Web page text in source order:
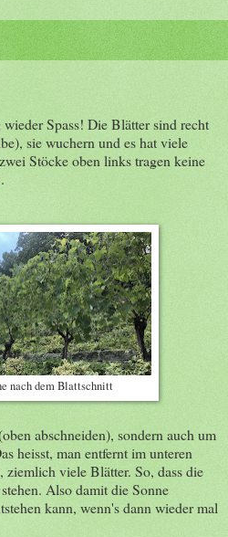
Spass! Die Blätter sind recht
sie wuchern und es hat viele
Stöcke oben links tragen keine
nach dem Blattschnitt
abschneiden), sondern auch um
heisst, man entfernt im unteren
ziemlich viele Blätter. So, dass die
Also damit die Sonne
kann, wenn's dann wieder mal